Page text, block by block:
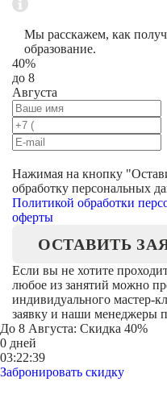
Мы расскажем, как
образование.
40%
до 8
Августа
Нажимая на кнопку "
обработку персональных
Политикой обработки
оферты
ОСТАВИТЬ
Если вы не хотите
любое из занятий можно
индивидуального мастер-
заявку и наши менеджеры
До 8 Августа: Скидка 40%
0 дней
03:22:39
Забронировать скидку